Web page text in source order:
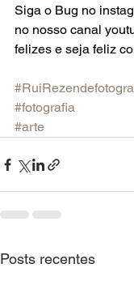
Siga o Bug no
no nosso canal
felizes e seja feliz
#fotografia
#arte
Posts recentes